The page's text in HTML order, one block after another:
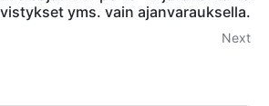
yms. vain ajanvarauksella.
Next